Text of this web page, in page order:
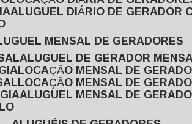
ALUGUEL DIÁRIO DE GERADOR
MENSAL DE GERADORES
ALUGUEL DE GERADOR
LOCAÇÃO MENSAL DE
LOCAÇÃO MENSAL DE
ALUGUEL MENSAL DE